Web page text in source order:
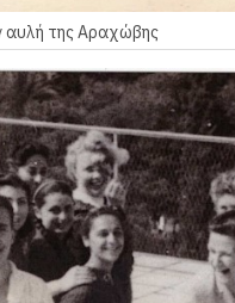
αυλή της Αραχώβης